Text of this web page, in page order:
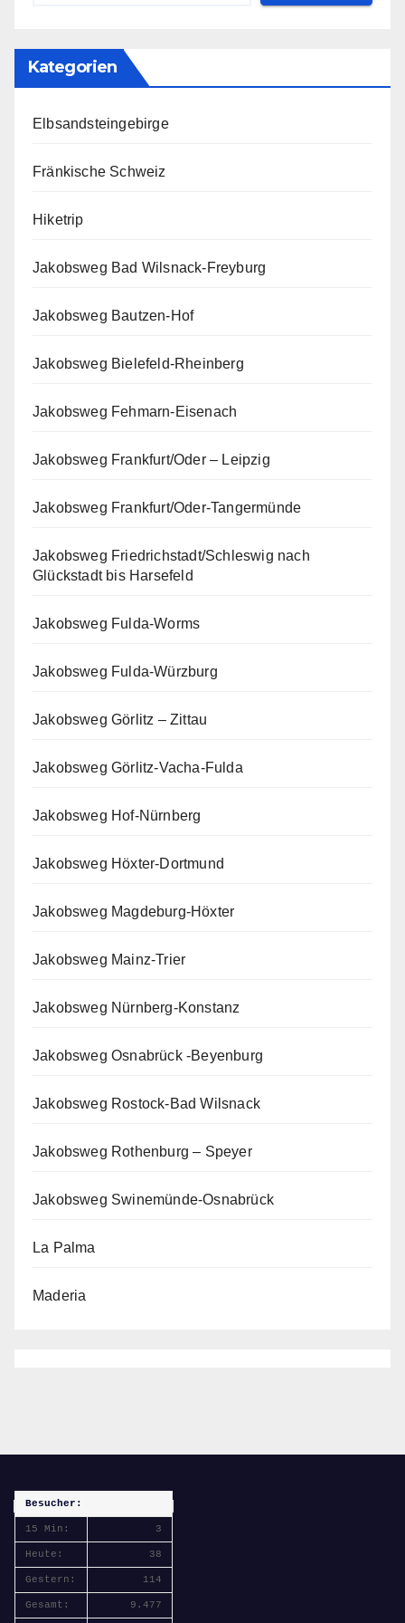
Kategorien
Elbsandsteingebirge
Fränkische Schweiz
Hiketrip
Jakobsweg Bad Wilsnack-Freyburg
Jakobsweg Bautzen-Hof
Jakobsweg Bielefeld-Rheinberg
Jakobsweg Fehmarn-Eisenach
Jakobsweg Frankfurt/Oder – Leipzig
Jakobsweg Frankfurt/Oder-Tangermünde
Jakobsweg Friedrichstadt/Schleswig nach
Glückstadt bis Harsefeld
Jakobsweg Fulda-Worms
Jakobsweg Fulda-Würzburg
Jakobsweg Görlitz – Zittau
Jakobsweg Görlitz-Vacha-Fulda
Jakobsweg Hof-Nürnberg
Jakobsweg Höxter-Dortmund
Jakobsweg Magdeburg-Höxter
Jakobsweg Mainz-Trier
Jakobsweg Nürnberg-Konstanz
Jakobsweg Osnabrück -Beyenburg
Jakobsweg Rostock-Bad Wilsnack
Jakobsweg Rothenburg – Speyer
Jakobsweg Swinemünde-Osnabrück
La Palma
Maderia
Besucher:
15 Min: 3
Heute: 38
Gestern: 114
Gesamt: 9.477